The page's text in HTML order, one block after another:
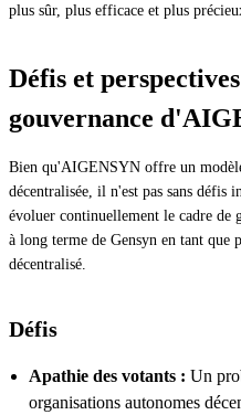
plus sûr, plus efficace et plus
Défis et
gouvernance
Bien qu'AIGENSYN offre un
décentralisée, il n'est pas sans défis
évoluer continuellement le cadre de
à long terme de Gensyn en tant que
décentralisé.
Défis
Apathie des votants : Un
organisations autonomes